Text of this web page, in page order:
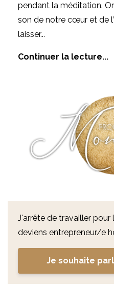
pendant la méditation.
son de notre cœur et de
laisser...
Continuer la lecture...
J'arrête de travailler pour
deviens entrepreneur/e
Je souhaite